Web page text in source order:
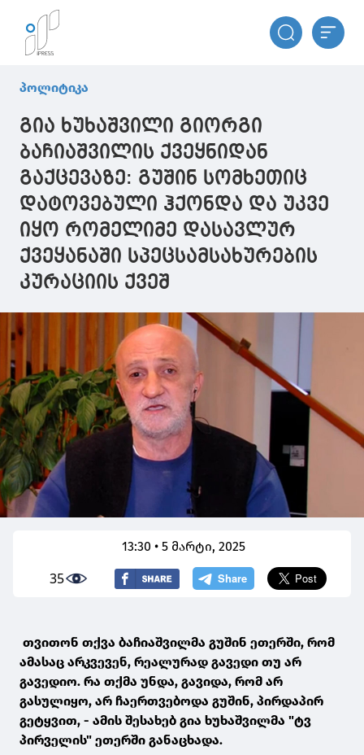
პოლიტიკა
გია ხუხაშვილი გიორგი
ბაჩიაშვილის ქვეყნიდან
გაქცევაზე: გუშინ სომხეთიც
დატოვებული ჰქონდა და უკვე
იყო რომელიმე დასავლურ
ქვეყანაში სპეცსამსახურების
კურაციის ქვეშ
13:30 • 5 მარტი, 2025
35
თვითონ თქვა ბაჩიაშვილმა გუშინ ეთერში, რომ
ამასაც არკვევენ, რეალურად გავედი თუ არ
გავედიო. რა თქმა უნდა, გავიდა, რომ არ
გასულიყო, არ ჩაერთვებოდა გუშინ, პირდაპირ
გეტყვით, - ამის შესახებ გია ხუხაშვილმა "ტვ
პირველის" ეთერში განაცხადა.